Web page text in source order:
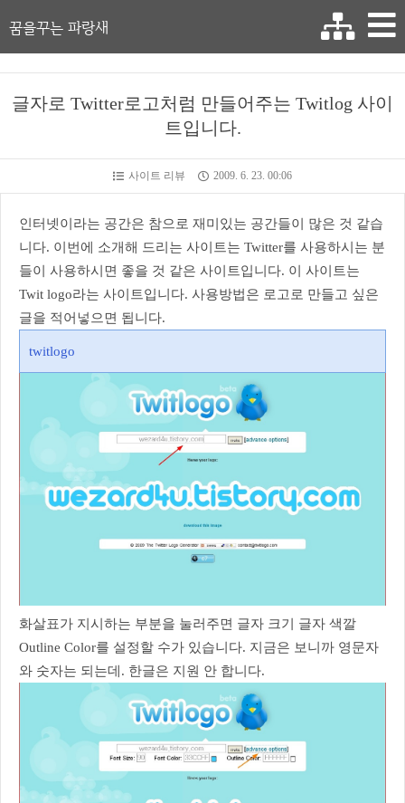
꿈을꾸는 파랑새
글자로 Twitter로고처럼 만들어주는 Twitlog 사이
트입니다.
사이트 리뷰 2009. 6. 23. 00:06
인터넷이라는 공간은 참으로 재미있는 공간들이 많은 것 같습
니다. 이번에 소개해 드리는 사이트는 Twitter를 사용하시는 분
들이 사용하시면 좋을 것 같은 사이트입니다. 이 사이트는
Twit logo라는 사이트입니다. 사용방법은 로고로 만들고 싶은
글을 적어넣으면 됩니다.
twitlogo
화살표가 지시하는 부분을 눌러주면 글자 크기 글자 색깔
Outline Color를 설정할 수가 있습니다. 지금은 보니까 영문자
와 숫자는 되는데. 한글은 지원 안 합니다.